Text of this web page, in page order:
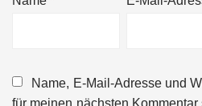
Name, E-Mail-Adresse und
für meinen nächsten Kommentar